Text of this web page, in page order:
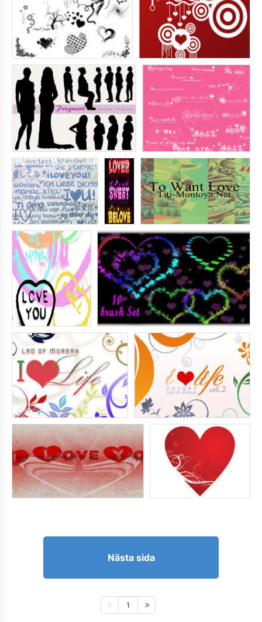
Nästa sida
1